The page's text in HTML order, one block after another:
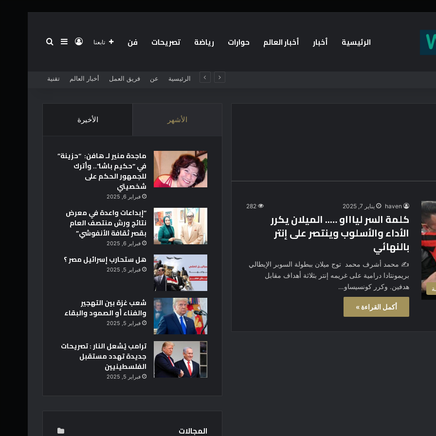
الرئيسية أخبار أخبار العالم حوارات رياضة تصريحات فن تابعنا تسجيل الدخول
إضافة عمود جانبي
الرئيسية عن فريق العمل أخبار العالم تقنية
haven يناير 7, 2025 282
كلمة السر لياااو ….. الميلان يكرر
الأداء والأسلوب وينتصر على إنتر
بالنهائي
✍️ محمد أشرف محمد توج ميلان ببطولة السوبر الإيطالي
بريمونتادا درامية على غريمه إنتر بثلاثة أهداف مقابل
هدفين. وكرر كونسيساو…
أكمل القراءة »
الأشهر الأخيرة
ماجدة منير لـ هافن: “حزينة”
في “حكيم باشا”.. وأترك
للجمهور الحكم على
شخصيتي
فبراير 6, 2025
“إبداعات واعدة في معرض
نتائج ورش منتصف العام
بقصر ثقافة الأنفوشي”
فبراير 6, 2025
هل ستحارب إسرائيل مصر ؟
فبراير 5, 2025
شعب غزة بين التهجير
والفناء أو الصمود والبقاء
فبراير 5, 2025
ترامب يُشعل النار : تصريحات
جديدة تهدد مستقبل
الفلسطينيين
فبراير 5, 2025
المجالات